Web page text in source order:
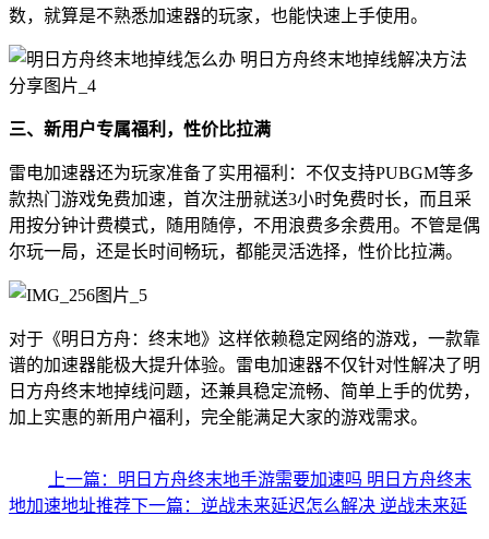
数，就算是不熟悉加速器的玩家，也能快速上手使用。
三、新用户专属福利，性价比拉满
雷电加速器还为玩家准备了实用福利：不仅支持PUBGM等多
款热门游戏免费加速，首次注册就送3小时免费时长，而且采
用按分钟计费模式，随用随停，不用浪费多余费用。不管是偶
尔玩一局，还是长时间畅玩，都能灵活选择，性价比拉满。
对于《明日方舟：终末地》这样依赖稳定网络的游戏，一款靠
谱的加速器能极大提升体验。雷电加速器不仅针对性解决了明
日方舟终末地掉线问题，还兼具稳定流畅、简单上手的优势，
加上实惠的新用户福利，完全能满足大家的游戏需求。
上一篇：明日方舟终末地手游需要加速吗 明日方舟终末
地加速地址推荐下一篇：逆战未来延迟怎么解决 逆战未来延